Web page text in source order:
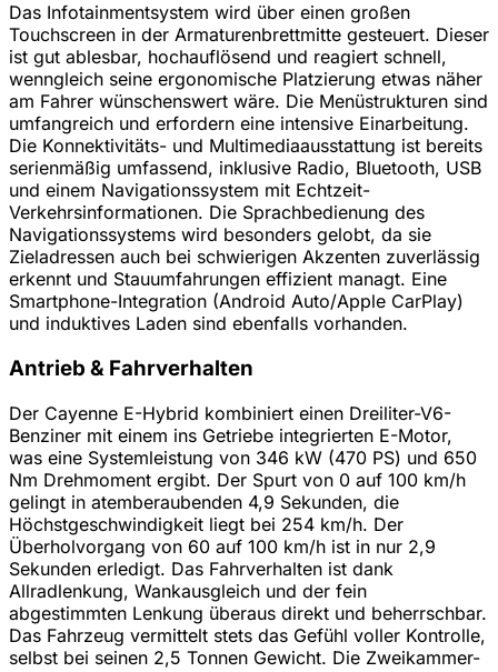
Das Infotainmentsystem wird über einen großen
Touchscreen in der Armaturenbrettmitte gesteuert. Dieser
ist gut ablesbar, hochauflösend und reagiert schnell,
wenngleich seine ergonomische Platzierung etwas näher
am Fahrer wünschenswert wäre. Die Menüstrukturen sind
umfangreich und erfordern eine intensive Einarbeitung.
Die Konnektivitäts- und Multimediaausstattung ist bereits
serienmäßig umfassend, inklusive Radio, Bluetooth, USB
und einem Navigationssystem mit Echtzeit-
Verkehrsinformationen. Die Sprachbedienung des
Navigationssystems wird besonders gelobt, da sie
Zieladressen auch bei schwierigen Akzenten zuverlässig
erkennt und Stauumfahrungen effizient managt. Eine
Smartphone-Integration (Android Auto/Apple CarPlay)
und induktives Laden sind ebenfalls vorhanden.
Antrieb & Fahrverhalten
Der Cayenne E-Hybrid kombiniert einen Dreiliter-V6-
Benziner mit einem ins Getriebe integrierten E-Motor,
was eine Systemleistung von 346 kW (470 PS) und 650
Nm Drehmoment ergibt. Der Spurt von 0 auf 100 km/h
gelingt in atemberaubenden 4,9 Sekunden, die
Höchstgeschwindigkeit liegt bei 254 km/h. Der
Überholvorgang von 60 auf 100 km/h ist in nur 2,9
Sekunden erledigt. Das Fahrverhalten ist dank
Allradlenkung, Wankausgleich und der fein
abgestimmten Lenkung überaus direkt und beherrschbar.
Das Fahrzeug vermittelt stets das Gefühl voller Kontrolle,
selbst bei seinen 2,5 Tonnen Gewicht. Die Zweikammer-